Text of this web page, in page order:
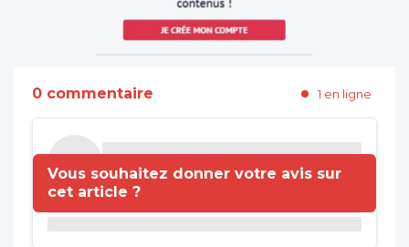
0 commentaire 1 en ligne
Vous souhaitez donner votre avis sur
cet article ?